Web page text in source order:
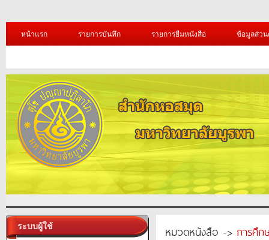
หน้าแรก รายการบันทึก รายการยืมหนังสือ ข้อมูลส่ว
ระบบผู้ใช้ หมวดหนังสือ -> การศึก